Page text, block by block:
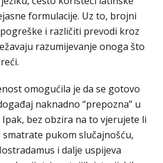
formulacije. Uz to, brojni
i različiti prevodi kroz
razumijevanje onoga što
omogućila je da se gotovo
naknadno “prepozna” u
bez obzira na to vjerujete li
pukom slučajnošću,
i dalje uspijeva